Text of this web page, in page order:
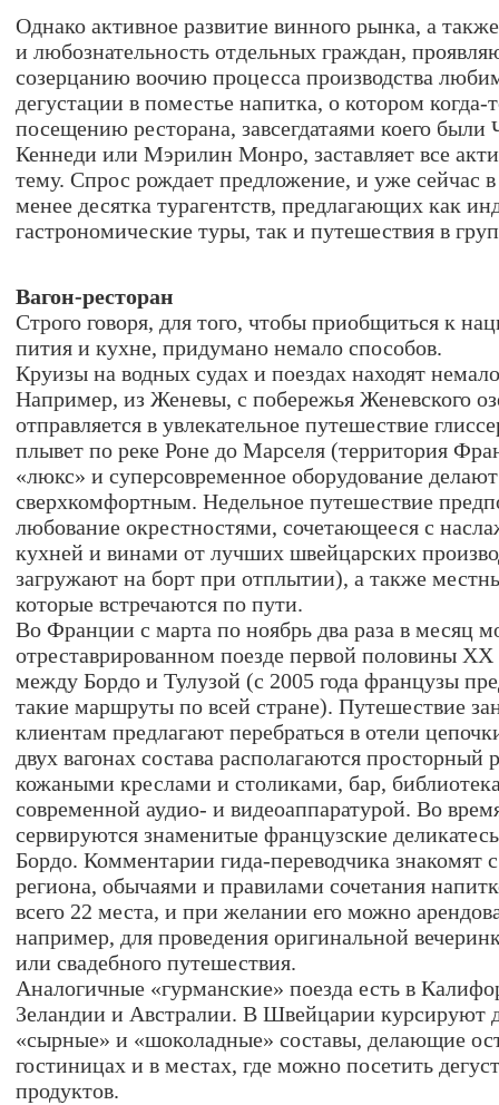
Однако активное развитие винного рынка, а
и любознательность отдельных граждан,
созерцанию воочию процесса производства
дегустации в поместье напитка, о котором
посещению ресторана, завсегдатаями коего
Кеннеди или Мэрилин Монро, заставляет все
тему. Спрос рождает предложение, и уже сейчас
менее десятка турагентств, предлагающих как
гастрономические туры, так и путешествия в
Вагон-ресторан
Строго говоря, для того, чтобы приобщиться к
пития и кухне, придумано немало способов.
Круизы на водных судах и поездах находят
Например, из Женевы, с побережья Женевского
отправляется в увлекательное путешествие
плывет по реке Роне до Марселя (территория
«люкс» и суперсовременное оборудование
сверхкомфортным. Недельное путешествие
любование окрестностями, сочетающееся с
кухней и винами от лучших швейцарских
загружают на борт при отплытии), а также
которые встречаются по пути.
Во Франции с марта по ноябрь два раза в месяц
отреставрированном поезде первой половины
между Бордо и Тулузой (с 2005 года французы
такие маршруты по всей стране). Путешествие
клиентам предлагают перебраться в отели
двух вагонах состава располагаются
кожаными креслами и столиками, бар,
современной аудио- и видеоаппаратурой. Во
сервируются знаменитые французские
Бордо. Комментарии гида-переводчика знакомят
региона, обычаями и правилами сочетания
всего 22 места, и при желании его можно
например, для проведения оригинальной
или свадебного путешествия.
Аналогичные «гурманские» поезда есть в
Зеландии и Австралии. В Швейцарии курсируют
«сырные» и «шоколадные» составы, делающие
гостиницах и в местах, где можно посетить
продуктов.